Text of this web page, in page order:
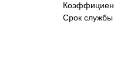
Срок